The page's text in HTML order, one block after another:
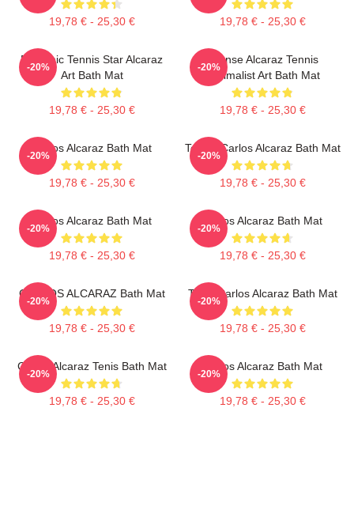
19,78 € - 25,30 € 19,78 € - 25,30 €
Dynamic Tennis Star Alcaraz
Art Bath Mat
19,78 € - 25,30 €
-20%
Intense Alcaraz Tennis
Minimalist Art Bath Mat
19,78 € - 25,30 €
-20%
Carlos Alcaraz Bath Mat
19,78 € - 25,30 €
-20%
Tennis Carlos Alcaraz Bath Mat
19,78 € - 25,30 €
-20%
Carlos Alcaraz Bath Mat
19,78 € - 25,30 €
-20%
Carlos Alcaraz Bath Mat
19,78 € - 25,30 €
-20%
CARLOS ALCARAZ Bath Mat
19,78 € - 25,30 €
-20%
Tenis Carlos Alcaraz Bath Mat
19,78 € - 25,30 €
-20%
Carlos Alcaraz Tenis Bath Mat
19,78 € - 25,30 €
-20%
Carlos Alcaraz Bath Mat
19,78 € - 25,30 €
-20%